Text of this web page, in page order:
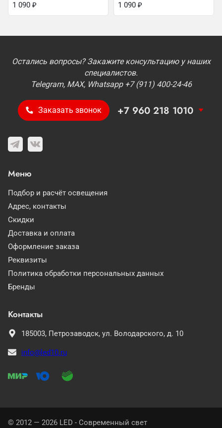
1 090 ₽
1 090 ₽
Остались вопросы? Закажите консультацию у наших
специалистов.
Telegram, MAX, Whatsapp +7 (911) 400-24-46
Заказать звонок +7 960 218 1010
Меню
Подбор и расчёт освещения
Адрес, контакты
Скидки
Доставка и оплата
Оформление заказа
Реквизиты
Политика обработки персональных данных
Бренды
Контакты
185003, Петрозаводск, ул. Володарского, д. 10
info@led10.ru
© 2012 — 2026 LED - Современный свет